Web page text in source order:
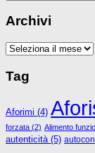
Archivi
Archivi
Tag
Aforimi (4)
forzata (2) Alimento
autenticità(5)